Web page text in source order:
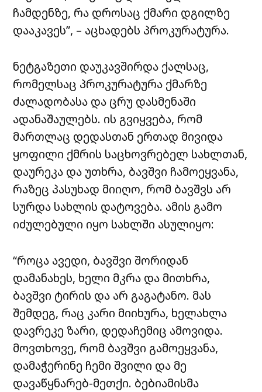
ჩამდენზე, რა დროსაც ქმარი დგილზე
დააკავეს”, – აცხადებს პროკურატურა.
ნეტგაზეთი დაუკავშირდა ქალსაც,
რომელსაც პროკურატურა ქმარზე
ძალადობასა და ცრუ დასმენაში
ადანაშაულებს. ის გვიყვება, რომ
მართლაც დედასთან ერთად მივიდა
ყოფილი ქმრის საცხოვრებელ სახლთან,
დაურეკა და უთხრა, ბავშვი ჩამოეყვანა,
რაზეც პასუხად მიიღო, რომ ბავშვს არ
სურდა სახლის დატოვება. ამის გამო
იძულებული იყო სახლში ასულიყო:
“როცა ავედი, ბავშვი შორიდან
დამანახეს, ხელი მკრა და მითხრა,
ბავშვი ტირის და არ გაგატანო. მას
შემდეგ, რაც კარი მიიხურა, ხელახლა
დავრეკე ზარი, დედაჩემიც ამოვიდა.
მოვთხოვე, რომ ბავშვი გამოეყვანა,
დამაჭერინე ჩემი შვილი და მე
დავაწყნარებ-მეთქი. ბებიამისმა